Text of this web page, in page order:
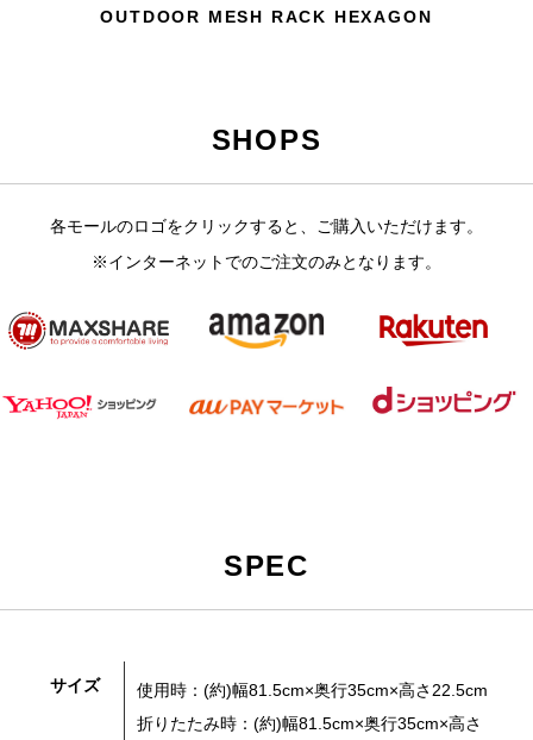
OUTDOOR MESH RACK HEXAGON
SHOPS
各モールのロゴをクリックすると、ご購入いただけます。
※インターネットでのご注文のみとなります。
SPEC
サイズ
使用時：(約)幅81.5cm×奥行35cm×高さ22.5cm
折りたたみ時：(約)幅81.5cm×奥行35cm×高さ